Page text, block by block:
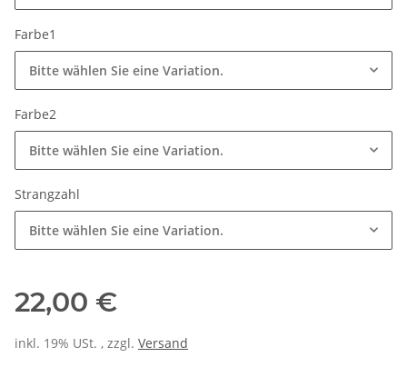
Farbe1
Bitte wählen Sie eine Variation.
Farbe2
Bitte wählen Sie eine Variation.
Strangzahl
Bitte wählen Sie eine Variation.
22,00 €
inkl. 19% USt. , zzgl. Versand